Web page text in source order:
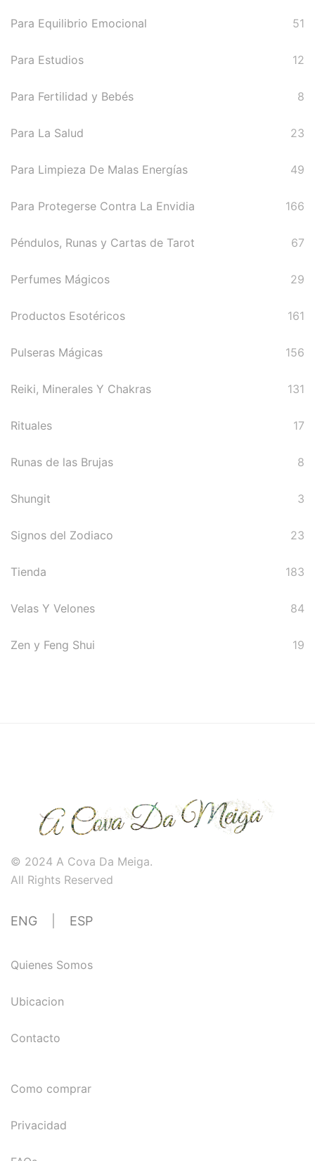
Para Equilibrio Emocional 51
Para Estudios 12
Para Fertilidad y Bebés 8
Para La Salud 23
Para Limpieza De Malas Energías 49
Para Protegerse Contra La Envidia 166
Péndulos, Runas y Cartas de Tarot 67
Perfumes Mágicos 29
Productos Esotéricos 161
Pulseras Mágicas 156
Reiki, Minerales Y Chakras 131
Rituales 17
Runas de las Brujas 8
Shungit 3
Signos del Zodiaco 23
Tienda 183
Velas Y Velones 84
Zen y Feng Shui 19
© 2024 A Cova Da Meiga.
All Rights Reserved
ENG ESP
Quienes Somos
Ubicacion
Contacto
Como comprar
Privacidad